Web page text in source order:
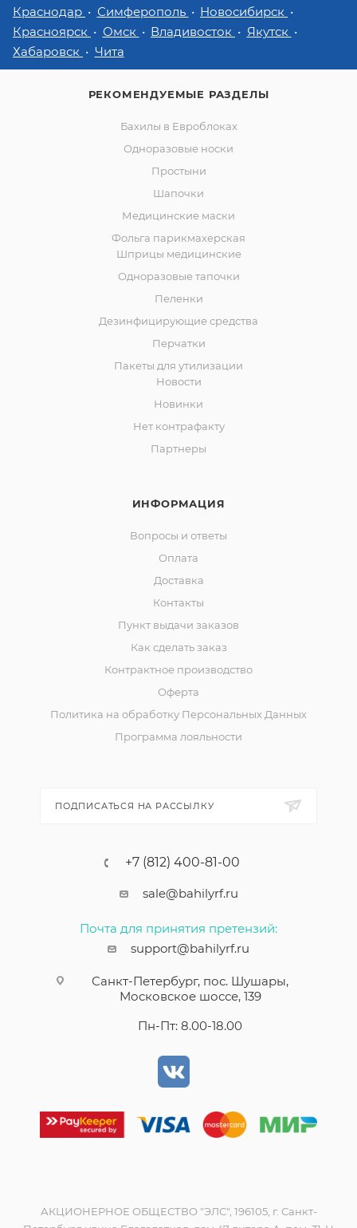
Краснодар
Симферополь
Новосибирск
Красноярск
Омск Владивосток
Якутск
Хабаровск
Чита
РЕКОМЕНДУЕМЫЕ РАЗДЕЛЫ
Бахилы в Евроблоках
Одноразовые носки
Простыни
Шапочки
Медицинские маски
Фольга парикмахерская
Шприцы медицинские
Одноразовые тапочки
Пеленки
Дезинфицирующие средства
Перчатки
Пакеты для утилизации
Новости
Новинки
Нет контрафакту
Партнеры
ИНФОРМАЦИЯ
Вопросы и ответы
Оплата
Доставка
Контакты
Пункт выдачи заказов
Как сделать заказ
Контрактное производство
Оферта
Политика на обработку Персональных Данных
Программа лояльности
ПОДПИСАТЬСЯ НА РАССЫЛКУ
+7 (812) 400-81-00
sale@bahilyrf.ru
Почта для принятия претензий:
support@bahilyrf.ru
Санкт-Петербург, пос. Шушары,
Московское шоссе, 139
Пн-Пт: 8.00-18.00
АКЦИОНЕРНОЕ ОБЩЕСТВО "ЭЛС", 196105, г. Санкт-